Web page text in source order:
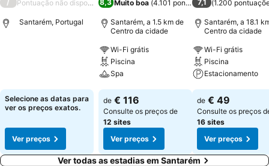
/ Pontuação não disponível
Santarém, Portugal
Selecione as datas para
ver os preços exatos.
Ver preços
8,3 Muito boa (4.101 pontuações)
Santarém, a 1.5 km de
Centro da cidade
Wi-Fi grátis
Piscina
Spa
Ver preços
de € 116
Consulte os preços de
12 sites
Ver preços
7,1 (1.200
Santarém, a 18.1
Centro da cidade
Wi-Fi grátis
Piscina
Estacionamento
Ver preços
de € 49
Consulte os preços
16 sites
Ver preços
Ver todas as estadias em Santarém